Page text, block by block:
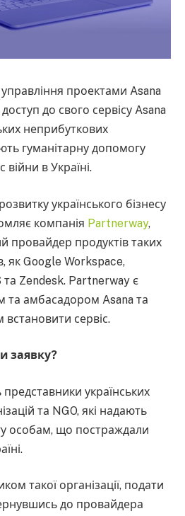
проектами Asana
до свого сервісу Asana
неприбуткових
гуманітарну допомогу
в Україні.
українського бізнесу
компанія Partnerway,
провайдер продуктів таких
як Google Workspace,
Zendesk. Partnerway є
та амбасадором Asana та
сервіс.
заявку?
українських
та NGO, які надають
особам, що постраждали
такої організації, подати
до провайдера